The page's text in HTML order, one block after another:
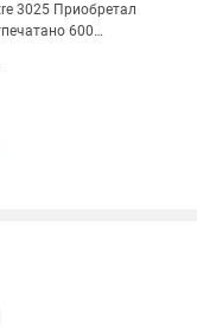
3025 Приобретал
600
Бонусом